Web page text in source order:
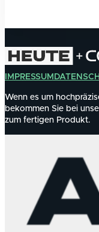
IMPRESSUM
Wenn es um
bekommen Sie bei
zum fertigen Produkt.